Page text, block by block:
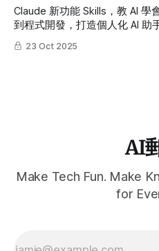
Claude 新功能 Skills，教 AI 學
到程式開發，打造個人化 AI 助手
23 Oct 2025
AI
Make Tech Fun. Make
for